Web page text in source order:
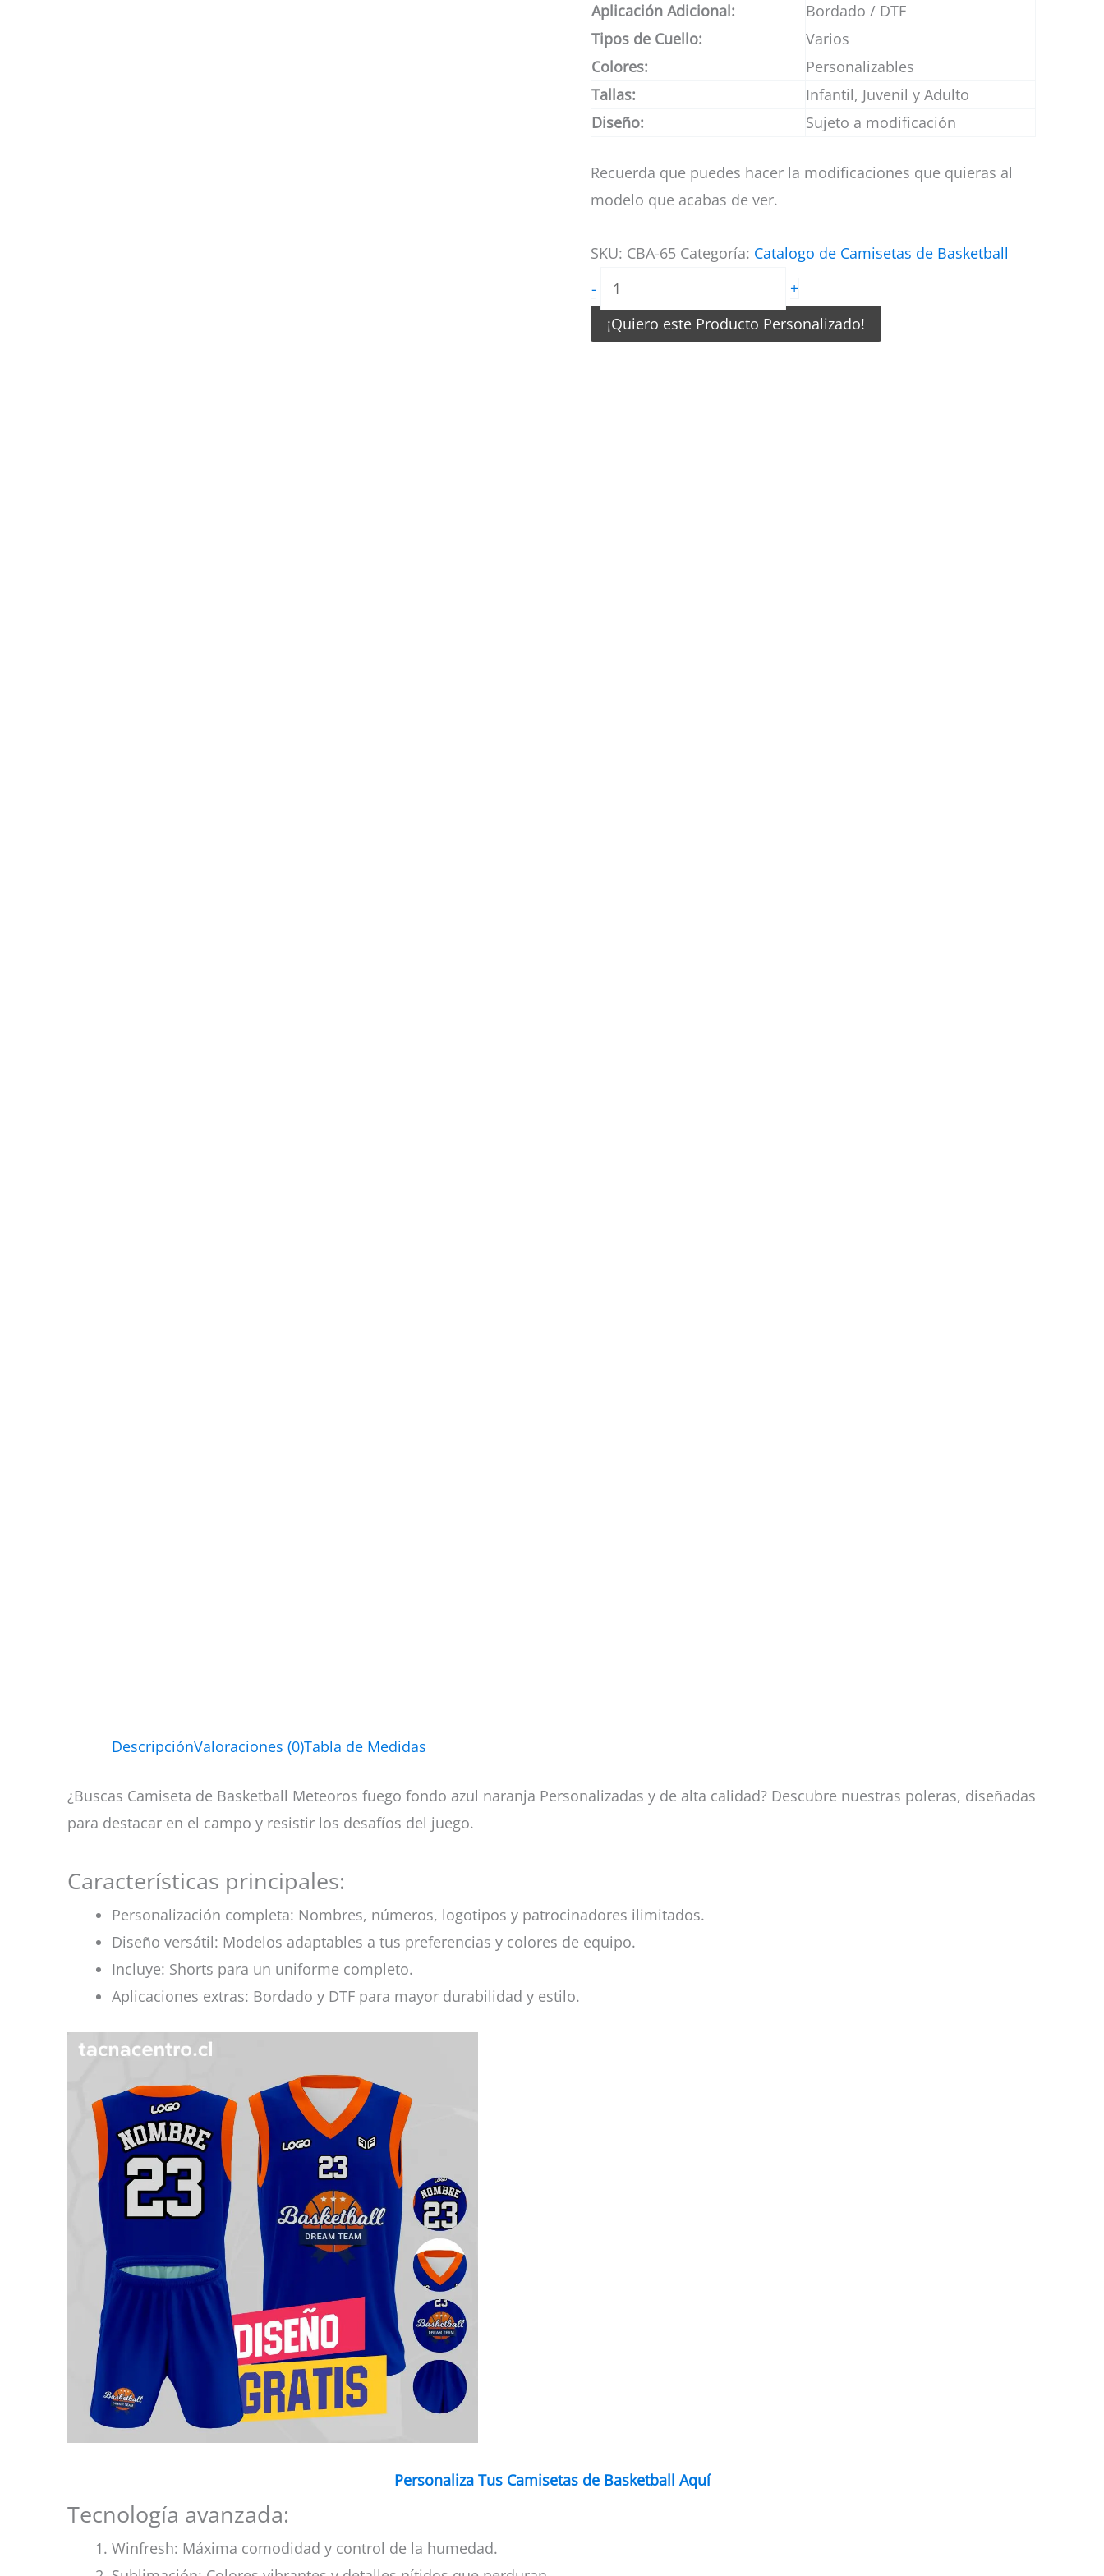
Aplicación Adicional:
Bordado / DTF
Tipos de Cuello:
Varios
Colores:
Personalizables
Tallas:
Infantil, Juvenil y Adulto
Diseño:
Sujeto a modificación
Recuerda que puedes hacer la modificaciones que quieras al
modelo que acabas de ver.
SKU: CBA-65 Categoría: Catalogo de Camisetas de Basketball
-
Camiseta
de
Basketball
+
¡Quiero este Producto Personalizado!
DescripciónValoraciones (0)Tabla de Medidas
¿Buscas Camiseta de Basketball Meteoros fuego fondo azul naranja Personalizadas y de alta calidad? Descubre nuestras poleras, diseñadas
para destacar en el campo y resistir los desafíos del juego.
Características principales:
Personalización completa: Nombres, números, logotipos y patrocinadores ilimitados.
Diseño versátil: Modelos adaptables a tus preferencias y colores de equipo.
Incluye: Shorts para un uniforme completo.
Aplicaciones extras: Bordado y DTF para mayor durabilidad y estilo.
Personaliza Tus Camisetas de Basketball Aquí
Tecnología avanzada:
Winfresh: Máxima comodidad y control de la humedad.